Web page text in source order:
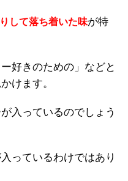
して落ち着いた味が特
好きのための」などと
けます。
入っているのでしょう
っているわけではあり